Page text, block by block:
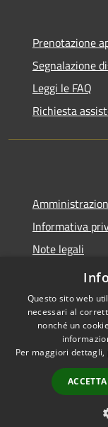
Prenotazione
Segnalazione
Leggi le FAQ
Richiesta
Informativa
Note legali
Dichiarazione
Accessibilità
Questo sito web
necessari al
nonché un
Per maggiori dettagli,